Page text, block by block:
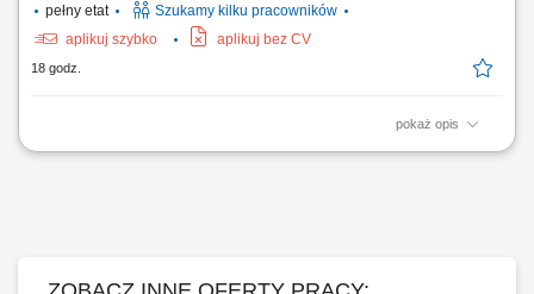
pełny etat
Szukamy kilku pracowników
aplikuj szybko
aplikuj bez CV
18 godz.
pokaż opis
Zakres obowiązków: Realizacja prac szalunkowych przy ścianach,